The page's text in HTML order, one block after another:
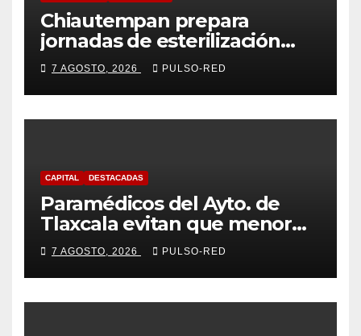
Chiautempan prepara
jornadas de esterilización
para perros y gatos
7 AGOSTO, 2026 PULSO-RED
CAPITAL DESTACADAS
Paramédicos del Ayto. de
Tlaxcala evitan que menor
sufra complicaciones por
hipotermia tras caer en una
cisterna
7 AGOSTO, 2026 PULSO-RED